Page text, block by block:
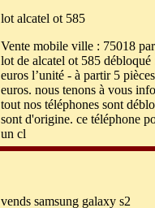
lot alcatel ot 585
Vente mobile ville : 75018
lot de alcatel ot 585 débloqué
euros l’unité - à partir 5
euros. nous tenons à vous
tout nos téléphones sont
sont d'origine. ce téléphone
un cl
vends samsung galaxy s2